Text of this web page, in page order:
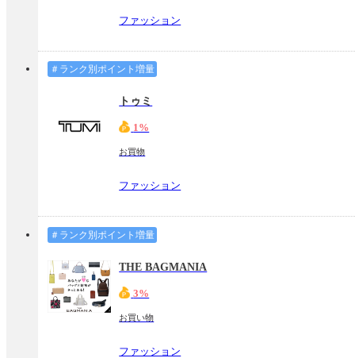
ファッション
＃ランク別ポイント増量
トゥミ
1%
お買物
ファッション
＃ランク別ポイント増量
THE BAGMANIA
3%
お買い物
ファッション